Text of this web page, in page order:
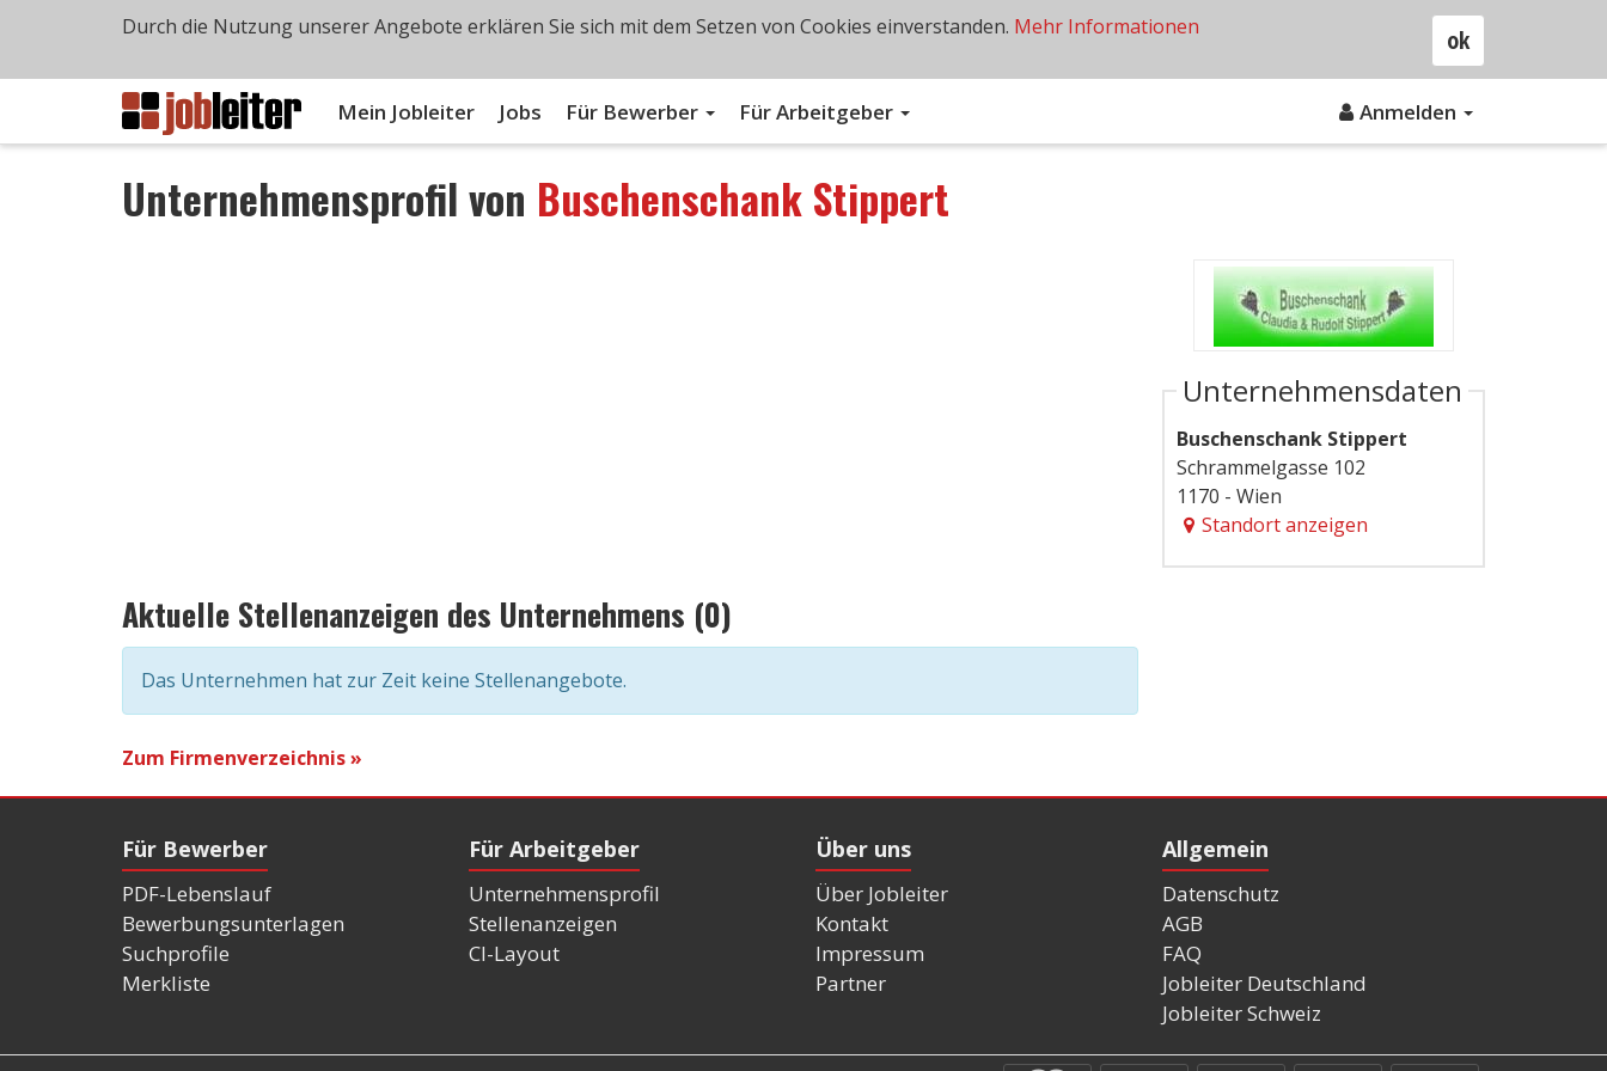
Mein Jobleiter Jobs Für Bewerber Für Arbeitgeber Anmelden
Unternehmensprofil von Buschenschank Stippert
Unternehmensdaten
Buschenschank Stippert
Schrammelgasse 102
1170 - Wien
Standort anzeigen
Aktuelle Stellenanzeigen des Unternehmens (0)
Das Unternehmen hat zur Zeit keine Stellenangebote.
Zum Firmenverzeichnis »
Für Bewerber
PDF-Lebenslauf
Bewerbungsunterlagen
Suchprofile
Merkliste
Für Arbeitgeber
Unternehmensprofil
Stellenanzeigen
CI-Layout
Über uns
Über Jobleiter
Kontakt
Impressum
Partner
Allgemein
Datenschutz
AGB
FAQ
Jobleiter Deutschland
Jobleiter Schweiz
ok
Durch die Nutzung unserer Angebote erklären Sie sich mit dem Setzen von Cookies einverstanden. Mehr Informationen